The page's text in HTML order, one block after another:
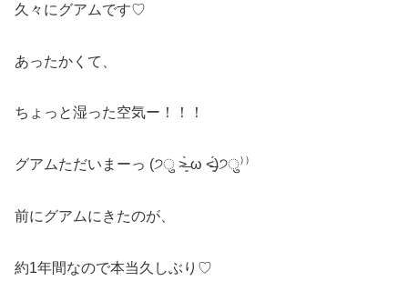
久々にグアムです♡
あったかくて、
ちょっと湿った空気ー！！！
グアムただいまーっ (੭ु ˃̶͈̀ ω ˂̶͈́)੭ु⁾⁾
前にグアムにきたのが、
約1年間なので本当久しぶり♡